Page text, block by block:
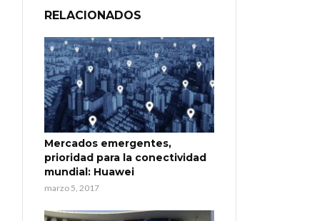
RELACIONADOS
Mercados emergentes,
prioridad para la conectividad
mundial: Huawei
marzo 5, 2017